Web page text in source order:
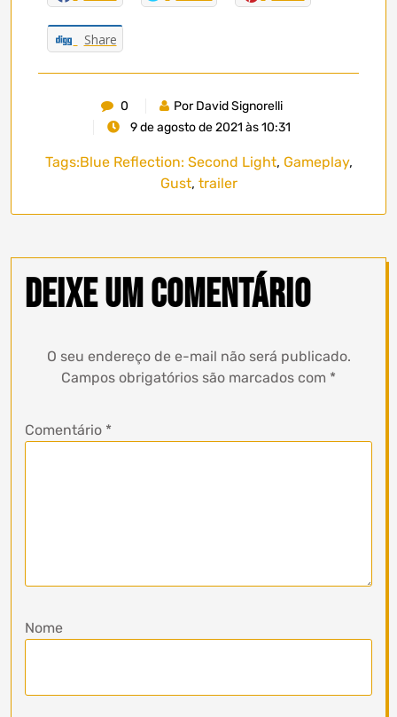
Share
0
Por David Signorelli
9 de agosto de 2021 às 10:31
Tags:Blue Reflection: Second Light, Gameplay,
Gust, trailer
Deixe um comentário
O seu endereço de e-mail não será publicado.
Campos obrigatórios são marcados com *
Comentário *
Nome